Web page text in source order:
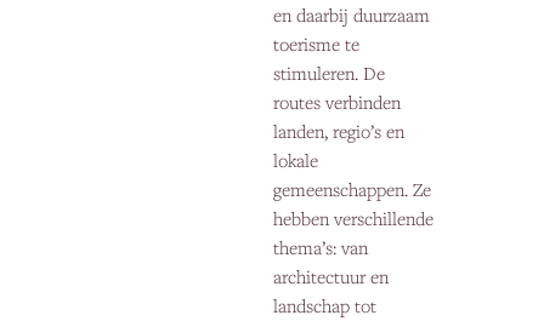
en daarbij duurzaam
toerisme te
stimuleren. De
routes verbinden
landen, regio’s en
lokale
gemeenschappen. Ze
hebben verschillende
thema’s: van
architectuur en
landschap tot